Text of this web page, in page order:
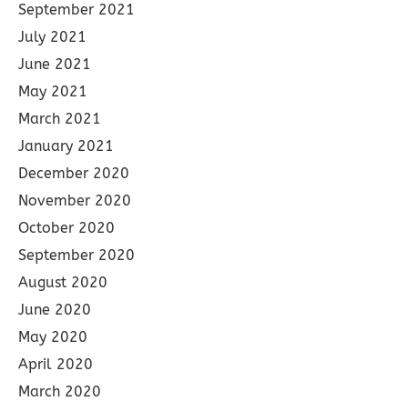
September 2021
July 2021
June 2021
May 2021
March 2021
January 2021
December 2020
November 2020
October 2020
September 2020
August 2020
June 2020
May 2020
April 2020
March 2020